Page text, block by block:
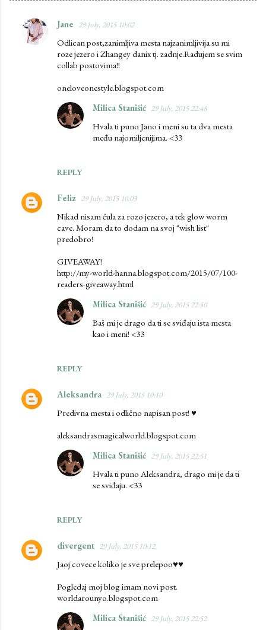
C
Jane 29 July, 2015 10:02
Odlican post,zanimljiva mesta najzanimljivija su mi
roze jezero i Zhangey danix tj. zadnje.Radujem se svim
collab postovima!!
oneloveonestyle.blogspot.com
REPLY
Milica Stanišić 29 July, 2015 22:48
Hvala ti puno Jano i meni su ta dva mesta
među najomiljenijima. <33
Feliz 29 July, 2015 10:03
Nikad nisam čula za rozo jezero, a tek glow worm
cave. Moram da to dodam na svoj "wish list"
predobro!
GIVEAWAY!
http://my-world-hanna.blogspot.com/2015/07/100-
readers-giveaway.html
REPLY
Milica Stanišić 29 July, 2015 22:50
Baš mi je drago da ti se sviđaju ista mesta
kao i meni! <33
Aleksandra 29 July, 2015 10:10
Predivna mesta i odlično napisan post! ♥
aleksandrasmagicalworld.blogspot.com
REPLY
Milica Stanišić 29 July, 2015 22:51
Hvala ti puno Aleksandra, drago mi je da ti
se sviđaju. <33
divergent 29 July, 2015 10:12
Jaoj covece koliko je sve prelepoo♥♥
Pogledaj moj blog imam novi post.
worldarounyo.blogspot.com
Milica Stanišić 29 July, 2015 22:52